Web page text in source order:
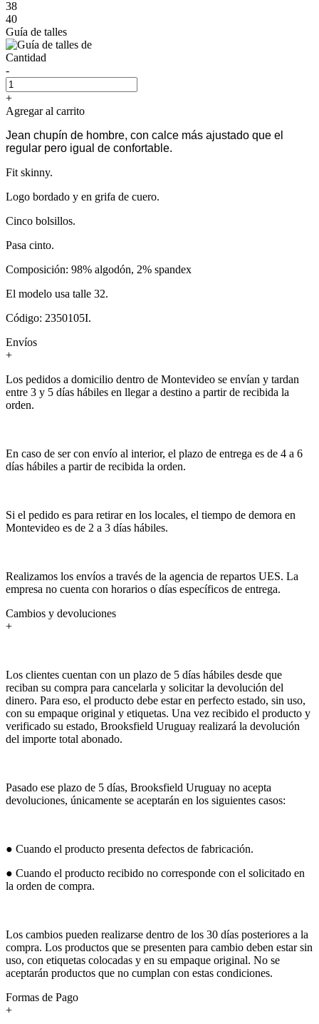
38
40
Guía de talles
Cantidad
-
+
Agregar al carrito
Jean chupín de hombre, con calce más ajustado que el
regular pero igual de confortable.
Fit skinny.
Logo bordado y en grifa de cuero.
Cinco bolsillos.
Pasa cinto.
Composición: 98% algodón, 2% spandex
El modelo usa talle 32.
Código: 2350105I.
Envíos
+
Los pedidos a domicilio dentro de Montevideo se envían y tardan
entre 3 y 5 días hábiles en llegar a destino a partir de recibida la
orden.
En caso de ser con envío al interior, el plazo de entrega es de 4 a 6
días hábiles a partir de recibida la orden.
Si el pedido es para retirar en los locales, el tiempo de demora en
Montevideo es de 2 a 3 días hábiles.
Realizamos los envíos a través de la agencia de repartos UES. La
empresa no cuenta con horarios o días específicos de entrega.
Cambios y devoluciones
+
Los clientes cuentan con un plazo de 5 días hábiles desde que
reciban su compra para cancelarla y solicitar la devolución del
dinero. Para eso, el producto debe estar en perfecto estado, sin uso,
con su empaque original y etiquetas. Una vez recibido el producto y
verificado su estado, Brooksfield Uruguay realizará la devolución
del importe total abonado.
Pasado ese plazo de 5 días, Brooksfield Uruguay no acepta
devoluciones, únicamente se aceptarán en los siguientes casos:
● Cuando el producto presenta defectos de fabricación.
● Cuando el producto recibido no corresponde con el solicitado en
la orden de compra.
Los cambios pueden realizarse dentro de los 30 días posteriores a la
compra. Los productos que se presenten para cambio deben estar sin
uso, con etiquetas colocadas y en su empaque original. No se
aceptarán productos que no cumplan con estas condiciones.
Formas de Pago
+